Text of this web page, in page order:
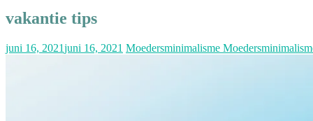
vakantie tips
juni 16, 2021juni 16, 2021 Moedersminimalisme